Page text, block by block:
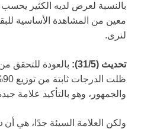
بالنسبة لعرض لديه الكثير
معين من المشاهدة الأساسية
لنرى.
تحديث (31/5): بالعودة للتحقق
والجمهور، وهو بالتأكيد علامة
ولكن العلامة السيئة جدًا، هي أن